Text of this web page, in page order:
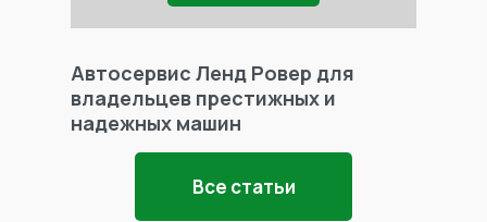
Автосервис Ленд Ровер для
владельцев престижных и
надежных машин
Все статьи